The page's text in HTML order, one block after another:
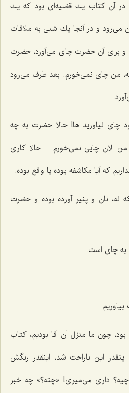
در آن كتاب یك قضیه‌ای بود كه یك
و در آنجا یك شبی به ملاقات
و برای آن حضرت چای می‌آورد، حضرت
من چای نمی‌خورم. بعد طرف می‌رود
چای نیاورید ها! حالا حضرت به چه
الان چایی نمی‌خورم ... حالا كاری
كه آیا مكاشفه بوده یا واقع بوده.
نان و پنیر آورده بوده و حضرت
به چای است.
چون ما منزل آن آقا بودیم، كتاب
این ناراحت شد، اینقدر رنگش
داری می‌میری! «چته؟» چه خبر